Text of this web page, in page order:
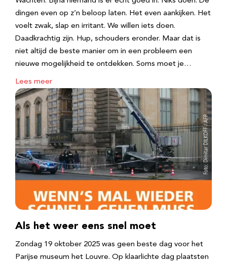
dingen even op z’n beloop laten. Het even aankijken. Het
voelt zwak, slap en irritant. We willen iets doen.
Daadkrachtig zijn. Hup, schouders eronder. Maar dat is
niet altijd de beste manier om in een probleem een
nieuwe mogelijkheid te ontdekken. Soms moet je…
Lees meer
Als het weer eens snel moet
Zondag 19 oktober 2025 was geen beste dag voor het
Parijse museum het Louvre. Op klaarlichte dag plaatsten